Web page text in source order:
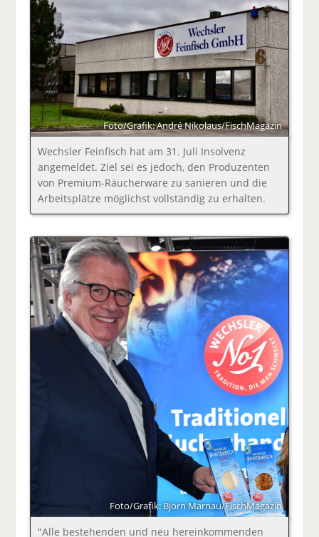
Foto/Grafik: André Nikolaus/FischMagazin
Wechsler Feinfisch hat am 31. Juli Insolvenz
angemeldet. Ziel sei es jedoch, den Produzenten
von Premium-Räucherware zu sanieren und die
Arbeitsplätze möglichst vollständig zu erhalten.
Foto/Grafik: Björn Marnau/FischMagazin
"Alle bestehenden und neu hereinkommenden